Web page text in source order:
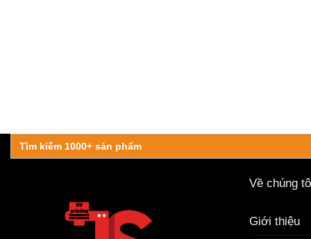
Search
for:
Về chúng
Giới thiệu